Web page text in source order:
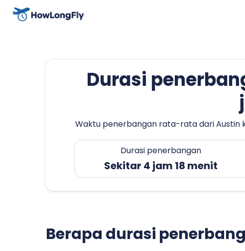
Durasi
Waktu penerbangan rata-rata dari Austin
Durasi penerbangan
Sekitar 4 jam 18 menit
Berapa durasi